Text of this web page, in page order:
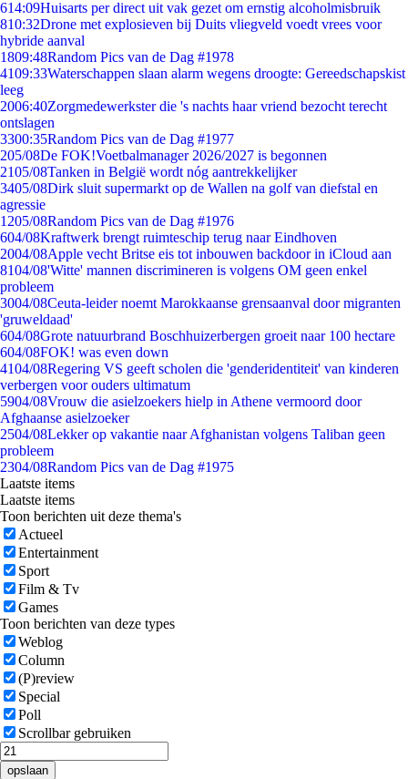
614:09Huisarts per direct uit vak gezet om ernstig alcoholmisbruik
810:32Drone met explosieven bij Duits vliegveld voedt vrees voor
hybride aanval
1809:48Random Pics van de Dag #1978
4109:33Waterschappen slaan alarm wegens droogte: Gereedschapskist
leeg
2006:40Zorgmedewerkster die 's nachts haar vriend bezocht terecht
ontslagen
3300:35Random Pics van de Dag #1977
205/08De FOK!Voetbalmanager 2026/2027 is begonnen
2105/08Tanken in België wordt nóg aantrekkelijker
3405/08Dirk sluit supermarkt op de Wallen na golf van diefstal en
agressie
1205/08Random Pics van de Dag #1976
604/08Kraftwerk brengt ruimteschip terug naar Eindhoven
2004/08Apple vecht Britse eis tot inbouwen backdoor in iCloud aan
8104/08'Witte' mannen discrimineren is volgens OM geen enkel
probleem
3004/08Ceuta-leider noemt Marokkaanse grensaanval door migranten
'gruweldaad'
604/08Grote natuurbrand Boschhuizerbergen groeit naar 100 hectare
604/08FOK! was even down
4104/08Regering VS geeft scholen die 'genderidentiteit' van kinderen
verbergen voor ouders ultimatum
5904/08Vrouw die asielzoekers hielp in Athene vermoord door
Afghaanse asielzoeker
2504/08Lekker op vakantie naar Afghanistan volgens Taliban geen
probleem
2304/08Random Pics van de Dag #1975
Laatste items
Laatste items
Toon berichten uit deze thema's
Actueel
Entertainment
Sport
Film & Tv
Games
Toon berichten van deze types
Weblog
Column
(P)review
Special
Poll
Scrollbar gebruiken
opslaan